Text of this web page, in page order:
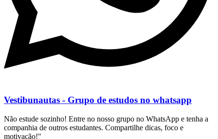
Vestibunautas - Grupo de estudos no whatsapp
Não estude sozinho! Entre no nosso grupo no WhatsApp e tenha a
companhia de outros estudantes. Compartilhe dicas, foco e
motivação!"